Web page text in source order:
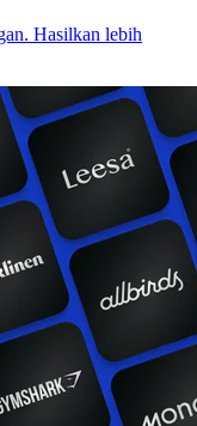
Hasilkan lebih